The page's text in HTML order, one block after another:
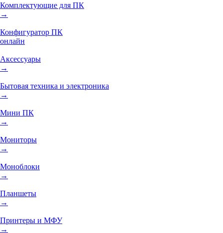
Комплектующие для ПК
→
Конфигуратор ПК
онлайн
Аксессуары
→
Бытовая техника и электроника
→
Мини ПК
→
Мониторы
→
Моноблоки
→
Планшеты
→
Принтеры и МФУ
→